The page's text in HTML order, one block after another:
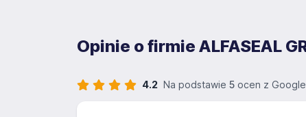
Opinie o firmie ALFASEAL
4.2 Na podstawie 5 ocen z